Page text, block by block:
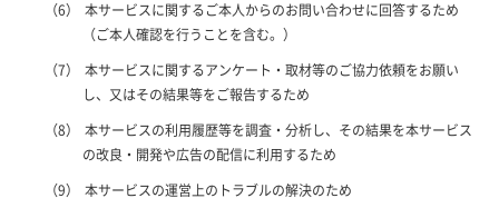
本サービスに関するご本人からのお問い合わせに回答するため
（ご本人確認を行うことを含む。）
本サービスに関するアンケート・取材等のご協力依頼をお願い
し、又はその結果等をご報告するため
本サービスの利用履歴等を調査・分析し、その結果を本サービス
の改良・開発や広告の配信に利用するため
本サービスの運営上のトラブルの解決のため